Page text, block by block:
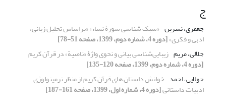
ج
جعفری، نسرین «سبک شناسی سورۀ نساء» «براساس تحلیل زبانی،
ادبی و فکری»[دوره 4، شماره دوم، 1399، صفحه 51-78]
جلالی، مریم زیبایی‌شناسی بیانی و نحوی واژۀ «ناصیة» در قرآن کریم
[دوره 4، شماره دوم، 1399، صفحه 120-135]
جولایی، احمد خوانش داستان های قرآن کریم از منظر ترمینولوژی
ادبیات داستانی[دوره 4، شماره اول، 1399، صفحه 161-187]